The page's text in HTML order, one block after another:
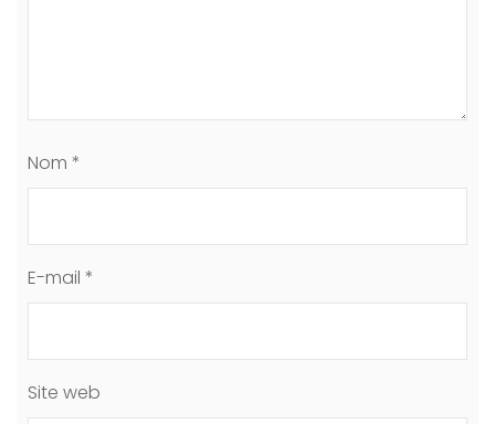
Nom *
E-mail *
Site web